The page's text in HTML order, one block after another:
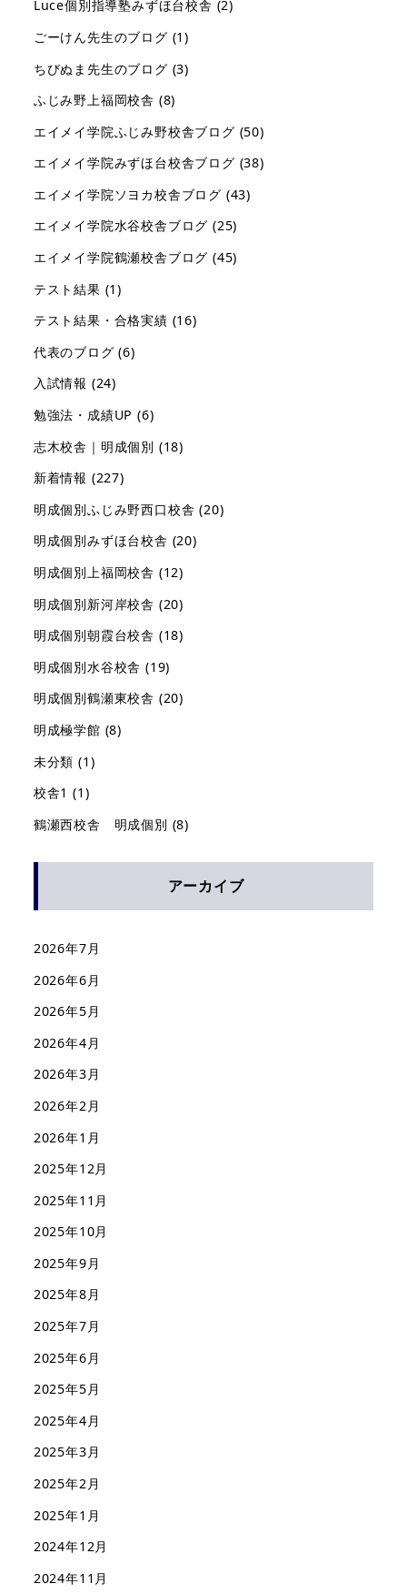
Luce個別指導塾みずほ台校舎 (2)
ごーけん先生のブログ (1)
ちびぬま先生のブログ (3)
ふじみ野上福岡校舎 (8)
エイメイ学院ふじみ野校舎ブログ (50)
エイメイ学院みずほ台校舎ブログ (38)
エイメイ学院ソヨカ校舎ブログ (43)
エイメイ学院水谷校舎ブログ (25)
エイメイ学院鶴瀬校舎ブログ (45)
テスト結果 (1)
テスト結果・合格実績 (16)
代表のブログ (6)
入試情報 (24)
勉強法・成績UP (6)
志木校舎｜明成個別 (18)
新着情報 (227)
明成個別ふじみ野西口校舎 (20)
明成個別みずほ台校舎 (20)
明成個別上福岡校舎 (12)
明成個別新河岸校舎 (20)
明成個別朝霞台校舎 (18)
明成個別水谷校舎 (19)
明成個別鶴瀬東校舎 (20)
明成極学館 (8)
未分類 (1)
校舎1 (1)
鶴瀬西校舎 明成個別 (8)
アーカイブ
2026年7月
2026年6月
2026年5月
2026年4月
2026年3月
2026年2月
2026年1月
2025年12月
2025年11月
2025年10月
2025年9月
2025年8月
2025年7月
2025年6月
2025年5月
2025年4月
2025年3月
2025年2月
2025年1月
2024年12月
2024年11月